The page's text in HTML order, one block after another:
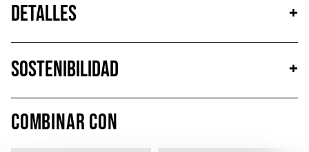
Detalles +
Sostenibilidad
+
Combinar con